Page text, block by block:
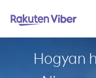
Hogyan